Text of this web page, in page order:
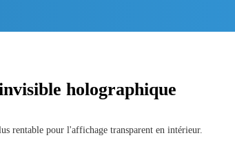
holographique
rentable pour l'affichage transparent en intérieur.